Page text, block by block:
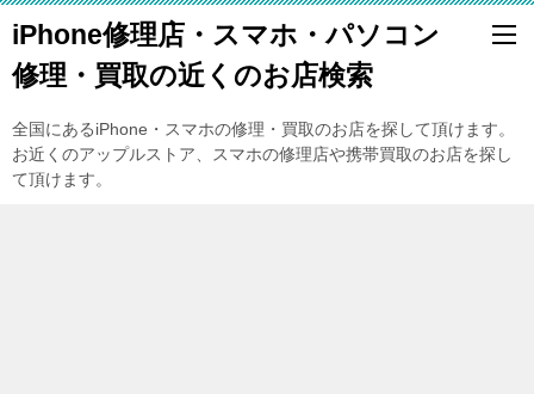
iPhone修理店・スマホ・パソコン
修理・買取の近くのお店検索
全国にあるiPhone・スマホの修理・買取のお店を探して頂けます。
お近くのアップルストア、スマホの修理店や携帯買取のお店を探し
て頂けます。